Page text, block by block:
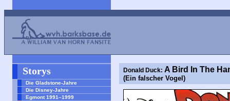
Storys
Die Gladstone-Jahre
Die Disney-Jahre
Egmont 1991–1999
Donald Duck: A Bird In The
(Ein falscher Vogel)